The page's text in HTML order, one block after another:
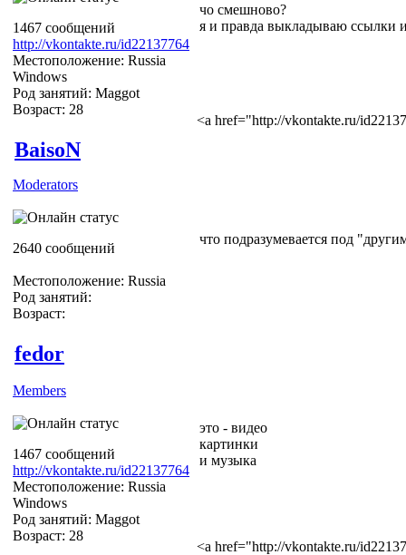
1467 сообщений
http://vkontakte.ru/id22137764
Местоположение: Russia
Windows
Род занятий: Maggot
Возраст: 28
чо смешново?
я и правда выкладываю ссылки
<a href="http://vkontakte.ru/
BaisoN
Moderators
2640 сообщений
Местоположение: Russia
Род занятий:
Возраст:
что подразумевается под
fedor
Members
1467 сообщений
http://vkontakte.ru/id22137764
Местоположение: Russia
Windows
Род занятий: Maggot
Возраст: 28
это - видео
картинки
и музыка
<a href="http://vkontakte.ru/